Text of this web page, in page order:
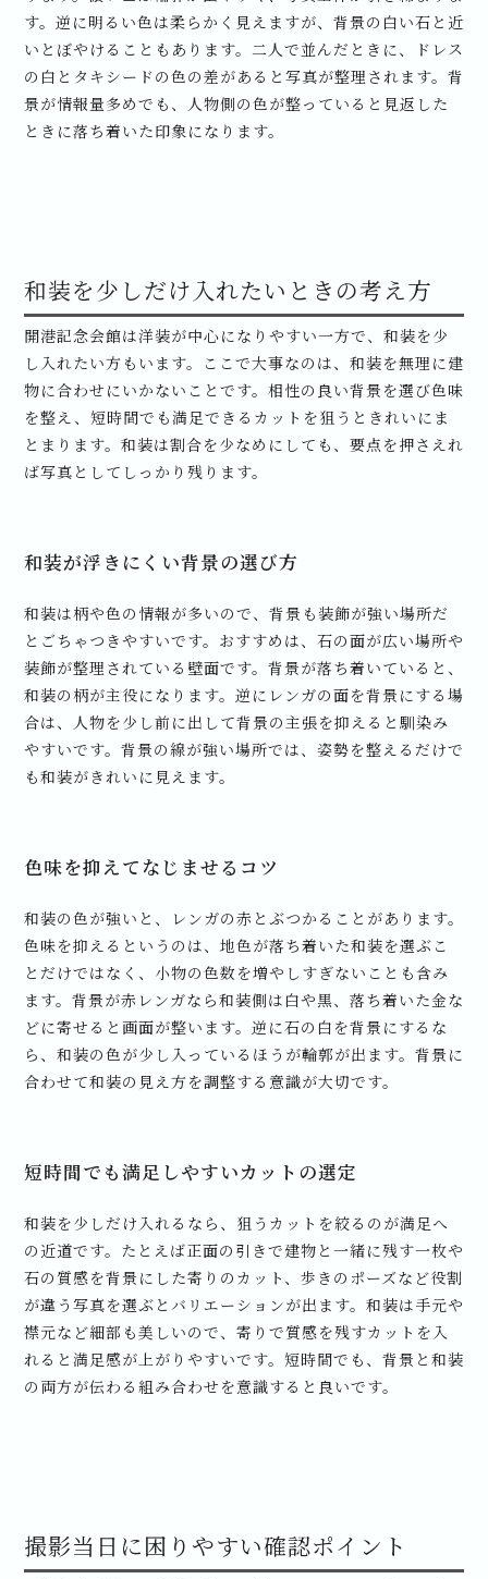
す。逆に明るい色は柔らかく見えますが、背景の白い石と近
いとぼやけることもあります。二人で並んだときに、ドレス
の白とタキシードの色の差があると写真が整理されます。背
景が情報量多めでも、人物側の色が整っていると見返した
ときに落ち着いた印象になります。
和装を少しだけ入れたいときの考え方
開港記念会館は洋装が中心になりやすい一方で、和装を少
し入れたい方もいます。ここで大事なのは、和装を無理に建
物に合わせにいかないことです。相性の良い背景を選び色味
を整え、短時間でも満足できるカットを狙うときれいにま
とまります。和装は割合を少なめにしても、要点を押さえれ
ば写真としてしっかり残ります。
和装が浮きにくい背景の選び方
和装は柄や色の情報が多いので、背景も装飾が強い場所だ
とごちゃつきやすいです。おすすめは、石の面が広い場所や
装飾が整理されている壁面です。背景が落ち着いていると、
和装の柄が主役になります。逆にレンガの面を背景にする場
合は、人物を少し前に出して背景の主張を抑えると馴染み
やすいです。背景の線が強い場所では、姿勢を整えるだけで
も和装がきれいに見えます。
色味を抑えてなじませるコツ
和装の色が強いと、レンガの赤とぶつかることがあります。
色味を抑えるというのは、地色が落ち着いた和装を選ぶこ
とだけではなく、小物の色数を増やしすぎないことも含み
ます。背景が赤レンガなら和装側は白や黒、落ち着いた金な
どに寄せると画面が整います。逆に石の白を背景にするな
ら、和装の色が少し入っているほうが輪郭が出ます。背景に
合わせて和装の見え方を調整する意識が大切です。
短時間でも満足しやすいカットの選定
和装を少しだけ入れるなら、狙うカットを絞るのが満足へ
の近道です。たとえば正面の引きで建物と一緒に残す一枚や
石の質感を背景にした寄りのカット、歩きのポーズなど役割
が違う写真を選ぶとバリエーションが出ます。和装は手元や
襟元など細部も美しいので、寄りで質感を残すカットを入
れると満足感が上がりやすいです。短時間でも、背景と和装
の両方が伝わる組み合わせを意識すると良いです。
撮影当日に困りやすい確認ポイント